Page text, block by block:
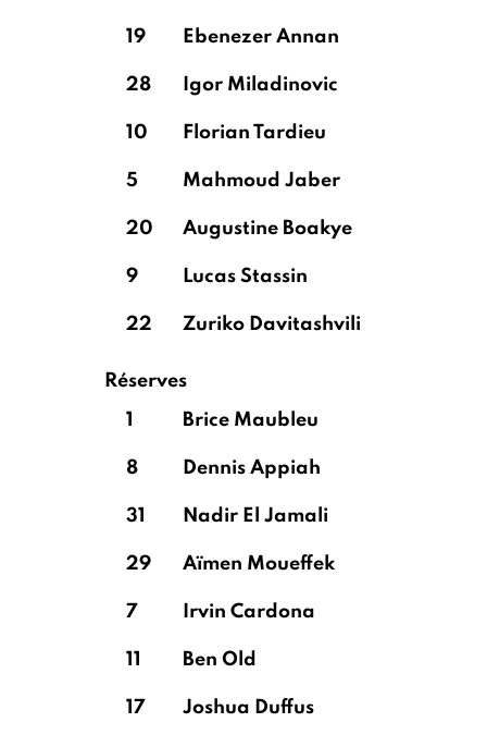
19 Ebenezer Annan
28 Igor Miladinovic
10 Florian Tardieu
5 Mahmoud Jaber
20 Augustine Boakye
9 Lucas Stassin
22 Zuriko Davitashvili
Réserves
1
Brice Maubleu
8 Dennis Appiah
31 Nadir El Jamali
29 Aïmen Moueffek
7 Irvin Cardona
11 Ben Old
17 Joshua Duffus